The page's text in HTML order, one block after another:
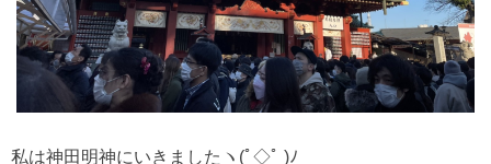
私は神田明神にいきましたヽ(ﾟ◇ﾟ )ﾉ